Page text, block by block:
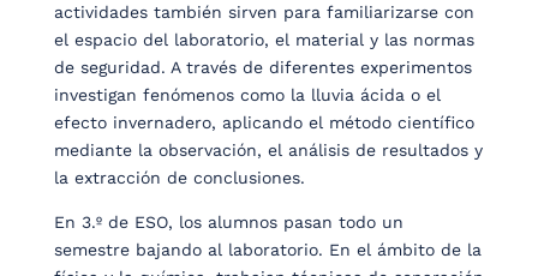
actividades también sirven para familiarizarse con
el espacio del laboratorio, el material y las normas
de seguridad. A través de diferentes experimentos
investigan fenómenos como la lluvia ácida o el
efecto invernadero, aplicando el método científico
mediante la observación, el análisis de resultados y
la extracción de conclusiones.
En 3.º de ESO, los alumnos pasan todo un
semestre bajando al laboratorio. En el ámbito de la